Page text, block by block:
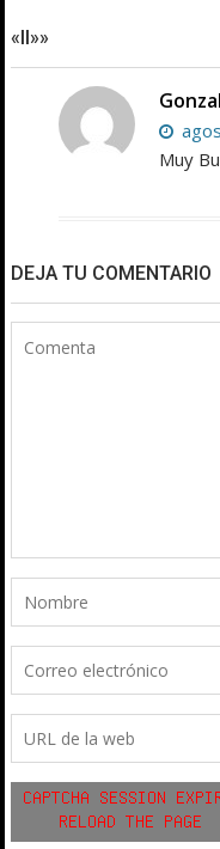
«II»»
Muy
DEJA TU COMENTARIO